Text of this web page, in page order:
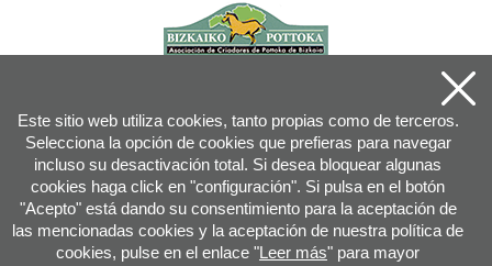
Este sitio web utiliza cookies, tanto propias como de terceros.
Selecciona la opción de cookies que prefieras para navegar
incluso su desactivación total. Si desea bloquear algunas
cookies haga click en "configuración". Si pulsa en el botón
"Acepto" está dando su consentimiento para la aceptación de
las mencionadas cookies y la aceptación de nuestra política de
cookies, pulse en el enlace "Leer más" para mayor